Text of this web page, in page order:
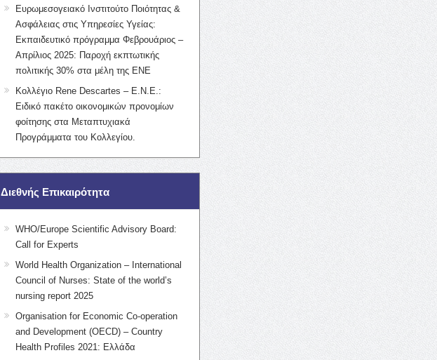
Ευρωμεσογειακό Ινστιτούτο Ποιότητας &
Ασφάλειας στις Υπηρεσίες Υγείας:
Εκπαιδευτικό πρόγραμμα Φεβρουάριος –
Απρίλιος 2025: Παροχή εκπτωτικής
πολιτικής 30% στα μέλη της ΕΝΕ
Κολλέγιο Rene Descartes – Ε.Ν.Ε.:
Ειδικό πακέτο οικονομικών προνομίων
φοίτησης στα Μεταπτυχιακά
Προγράμματα του Κολλεγίου.
Διεθνής Επικαιρότητα
WHO/Europe Scientific Advisory Board:
Call for Experts
World Health Organization – International
Council of Nurses: State of the world’s
nursing report 2025
Organisation for Economic Co-operation
and Development (OECD) – Country
Health Profiles 2021: Ελλάδα